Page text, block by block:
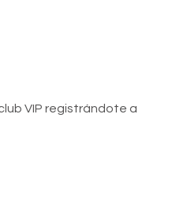
VIP registrándote a